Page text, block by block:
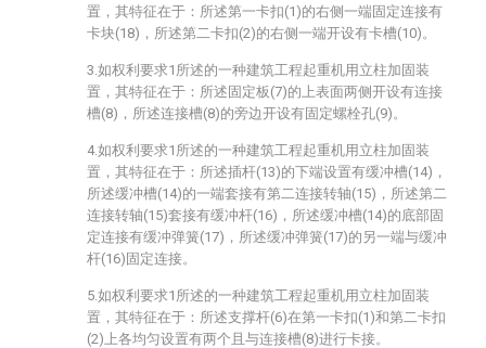
置，其特征在于：所述第一卡扣(1)的右侧一端固定连接有
卡块(18)，所述第二卡扣(2)的右侧一端开设有卡槽(10)。
3.如权利要求1所述的一种建筑工程起重机用立柱加固装
置，其特征在于：所述固定板(7)的上表面两侧开设有连接
槽(8)，所述连接槽(8)的旁边开设有固定螺栓孔(9)。
4.如权利要求1所述的一种建筑工程起重机用立柱加固装
置，其特征在于：所述插杆(13)的下端设置有缓冲槽(14)，
所述缓冲槽(14)的一端套接有第二连接转轴(15)，所述第二
连接转轴(15)套接有缓冲杆(16)，所述缓冲槽(14)的底部固
定连接有缓冲弹簧(17)，所述缓冲弹簧(17)的另一端与缓冲
杆(16)固定连接。
5.如权利要求1所述的一种建筑工程起重机用立柱加固装
置，其特征在于：所述支撑杆(6)在第一卡扣(1)和第二卡扣
(2)上各均匀设置有两个且与连接槽(8)进行卡接。